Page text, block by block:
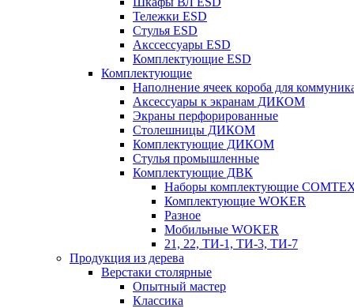
Тележки ESD
Стулья ESD
Акссессуары ESD
Комплектующие ESD
Комплектующие
Наполнение ячеек короба для
Аксессуары к экранам ДИКОМ
Экраны перфорированные
Cтолешницы ДИКОМ
Комплектующие ДИКОМ
Стулья промышленные
Комплектующие ДВК
Наборы комплектующие
Комплектующие WOKER
Разное
Мобильные WOKER
21, 22, ТИ-1, ТИ-3, ТИ-7
Продукция из дерева
Верстаки столярные
Опытный мастер
Классика